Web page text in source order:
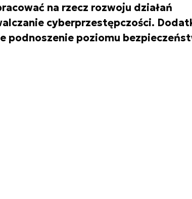
na rzecz rozwoju działań
cyberprzestępczości.
podnoszenie poziomu